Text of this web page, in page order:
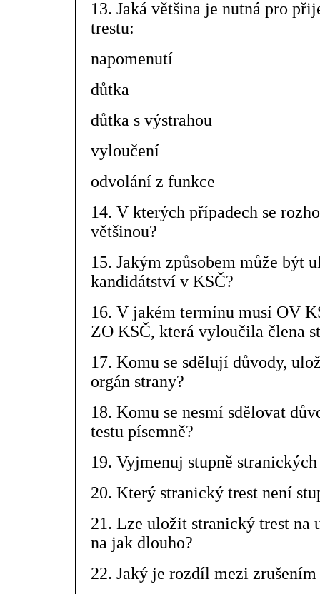
13. Jaká většina je nutná pro
trestu:
napomenutí
důtka
důtka s výstrahou
vyloučení
odvolání z funkce
14. V kterých případech se
většinou?
15. Jakým způsobem může být
kandidátství v KSČ?
16. V jakém termínu musí OV
ZO KSČ, která vyloučila člena
17. Komu se sdělují důvody,
orgán strany?
18. Komu se nesmí sdělovat
testu písemně?
19. Vyjmenuj stupně
20. Který stranický trest není
21. Lze uložit stranický trest na
na jak dlouho?
22. Jaký je rozdíl mezi